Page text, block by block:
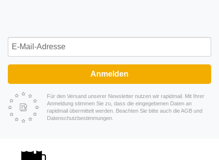
Anmelden
Für den Versand unserer Newsletter nutzen wir rapidmail. Mit Ihrer
Anmeldung stimmen Sie zu, dass die eingegebenen Daten an
rapidmail übermittelt werden. Beachten Sie bitte auch die AGB und
Datenschutzbestimmungen.